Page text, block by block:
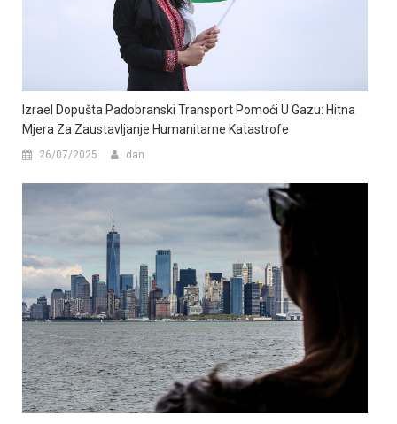
Izrael Dopušta Padobranski Transport Pomoći U Gazu: Hitna
Mjera Za Zaustavljanje Humanitarne Katastrofe
26/07/2025 dan